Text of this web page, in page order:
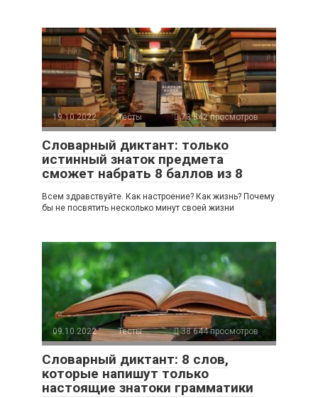
19.10.2022 Тесты 73 842 просмотров
Словарный диктант: только
истинный знаток предмета
сможет набрать 8 баллов из 8
Всем здравствуйте. Как настроение? Как жизнь? Почему
бы не посвятить несколько минут своей жизни
09.10.2022 Тесты 38 644 просмотров
Словарный диктант: 8 слов,
которые напишут только
настоящие знатоки грамматики